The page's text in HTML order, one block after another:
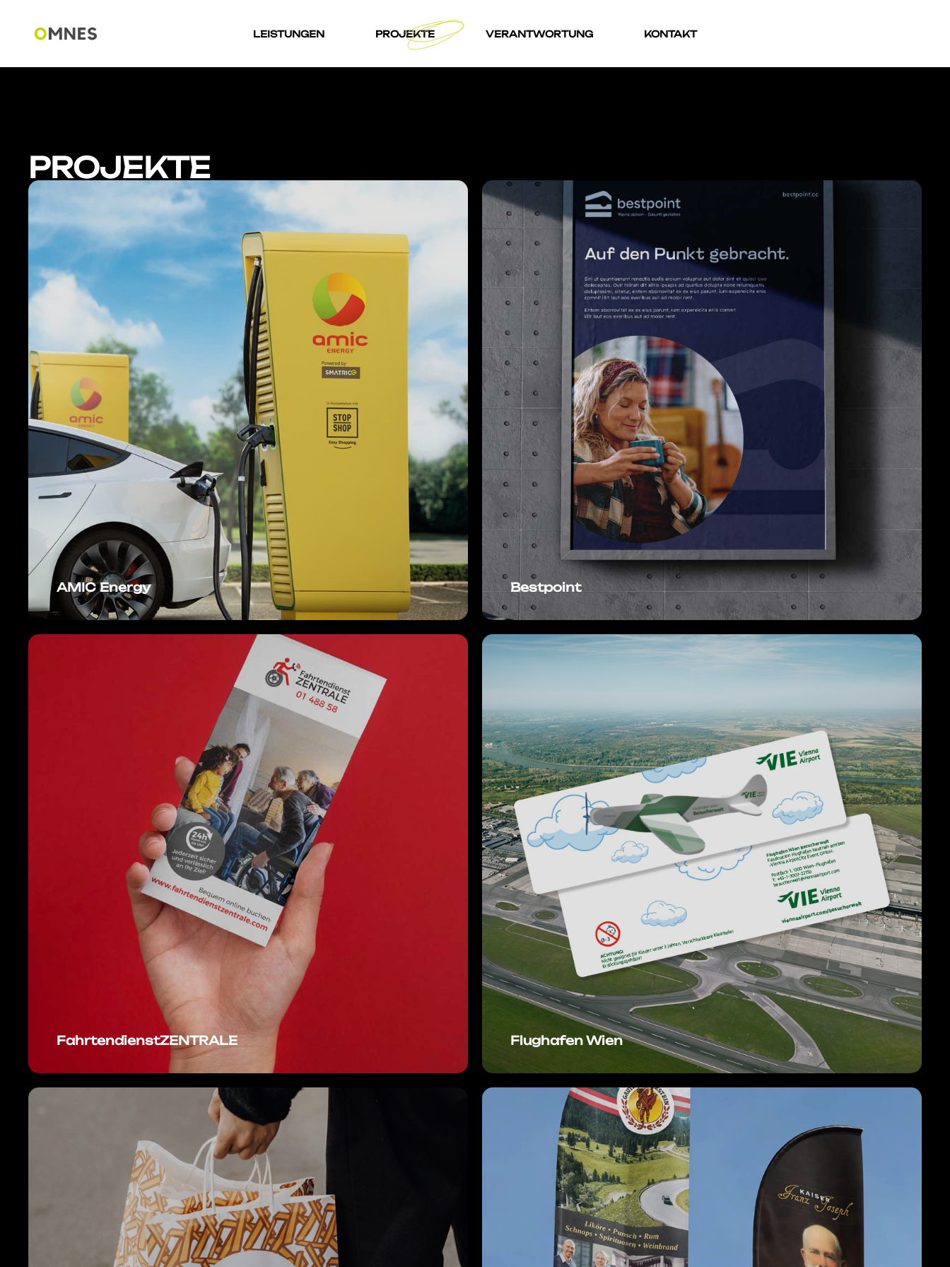
LEISTUNGEN PROJEKTE VERANTWORTUNG KONTAKT
PROJEKTE
AMIC Energy Bestpoint
FahrtendienstZENTRALE Flughafen Wien